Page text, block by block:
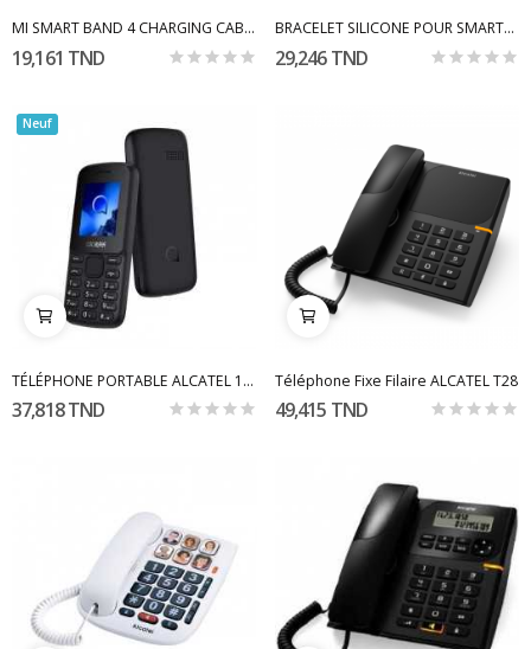
MI SMART BAND 4 CHARGING CABLE (24794)
19,161 TND
BRACELET SILICONE POUR SMARTWATCH XIAOMI WATCH...
29,246 TND
Neuf
TÉLÉPHONE PORTABLE ALCATEL 1067F
37,818 TND
Téléphone Fixe Filaire ALCATEL T28
49,415 TND